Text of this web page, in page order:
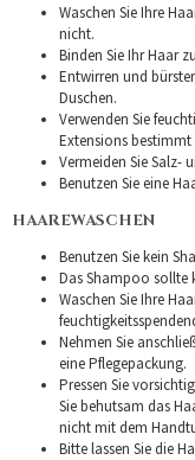
Waschen Sie Ihre
nicht.
Binden Sie Ihr Haar
Entwirren und
Duschen.
Verwenden Sie
Extensions bestimmt
Vermeiden Sie Salz-
Benutzen Sie eine
HAAREWASCHEN
Benutzen Sie kein
Das Shampoo sollte
Waschen Sie Ihre
Nehmen Sie
eine Pflegepackung.
Pressen Sie
Sie behutsam das
nicht mit dem
Bitte lassen Sie die